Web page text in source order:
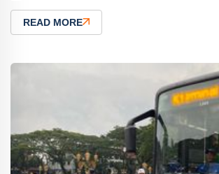
READ MORE